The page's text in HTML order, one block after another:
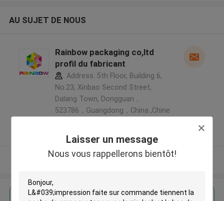
Laisser un message
Nous vous rappellerons bientôt!
AU SUJET DE NOUS
Rainbow packaging co,ltd
profil du fabricant
Address: 5th Floor, Building 6,
No.23, Xinbao Second Street,
Dalang Town, Dongguan，
523786，Guangdong，China ,Chine
Fournisseur vérifié
Regardez plus